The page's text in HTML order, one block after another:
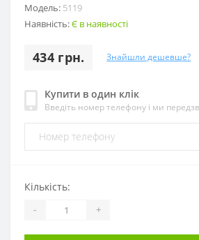
Модель: 5119
Наявність:Є в наявності
434 грн. Знайшли дешевше?
Купити в один клік
Введіть номер телефону і ми
Кількість:
- +